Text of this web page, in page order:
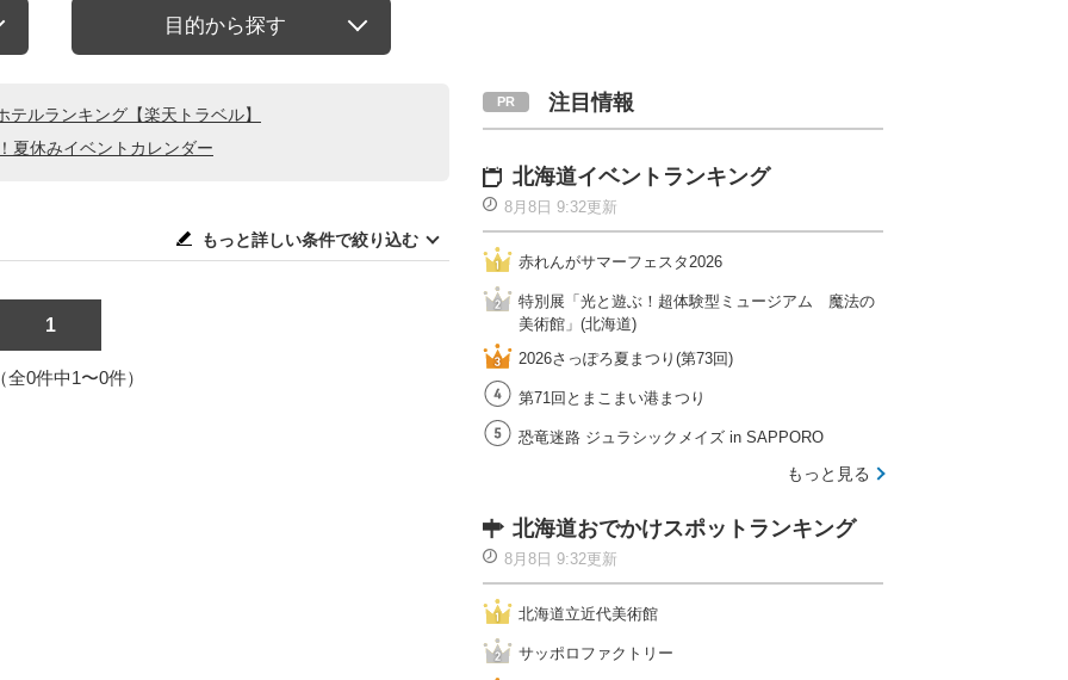
目的から探す
ルランキング【楽天トラベル】
夏休みイベントカレンダー
もっと詳しい条件で絞り込む
1
全0件中1〜0件）
注目情報
北海道イベントランキング
8月8日 9:32更新
赤れんがサマーフェスタ2026
特別展「光と遊ぶ！超体験型ミュージアム 魔法の
美術館」(北海道)
2026さっぽろ夏まつり(第73回)
第71回とまこまい港まつり
恐竜迷路 ジュラシックメイズ in SAPPORO
もっと見る
北海道おでかけスポットランキング
8月8日 9:32更新
北海道立近代美術館
サッポロファクトリー